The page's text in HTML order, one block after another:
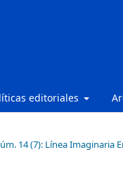
editoriales
14 (7): Línea Imaginaria